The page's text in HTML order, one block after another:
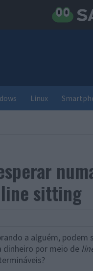
Linux
sitting
a alguém, podem
dinheiro por meio de